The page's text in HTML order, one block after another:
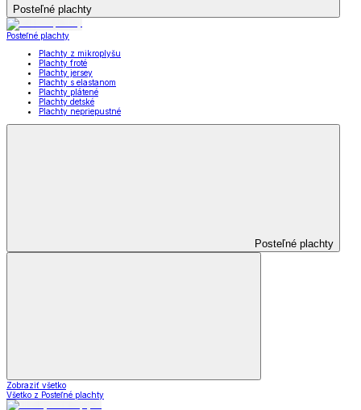
Posteľné plachty
Posteľné plachty
Plachty z mikroplyšu
Plachty froté
Plachty jersey
Plachty s elastanom
Plachty plátené
Plachty detské
Plachty nepriepustné
Posteľné plachty
Zobraziť všetko
Všetko z Posteľné plachty